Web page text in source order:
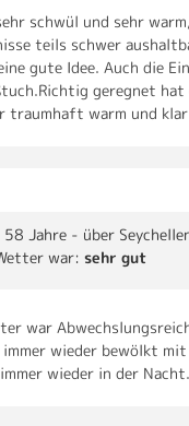
schwül und sehr
teils schwer
gute Idee. Auch die
geregnet
traumhaft warm und
58 Jahre - über
war: sehr gut
war
immer wieder bewölkt
wieder in der